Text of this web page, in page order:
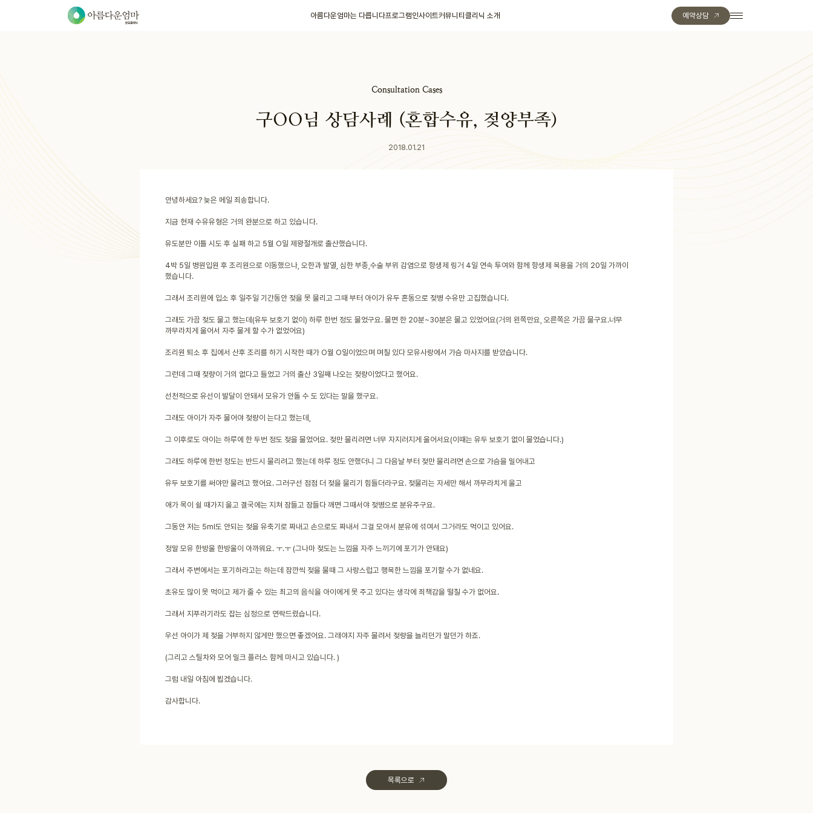
아름다운엄마는 다릅니다프로그램인사이트커뮤니티 클리닉 소개 예약상담
Consultation Cases
구OO님 상담사례 (혼합수유, 젖양부족)
2018.01.21
안녕하세요? 늦은 메일 죄송합니다.
지금 현재 수유유형은 거의 완분으로 하고 있습니다.
유도분만 이틀 시도 후 실패 하고 5월 O일 제왕절개로 출산했습니다.
4박 5일 병원입원 후 조리원으로 이동했으나, 오한과 발열, 심한 부종,수술 부위 감염으로 항생제 링거 4일 연속 투여와 함께 항생제 복용을 거의 20일 가까이
했습니다.
그래서 조리원에 입소 후 일주일 기간동안 젖을 못 물리고 그때 부터 아이가 유두 혼동으로 젖병 수유만 고집했습니다.
그래도 가끔 젖도 물고 했는데(유두 보호기 없이) 하루 한번 정도 물었구요. 물면 한 20분~30분은 물고 있었어요(거의 왼쪽만요, 오른쪽은 가끔 물구요.너무
까무라치게 울어서 자주 물게 할 수가 없었어요)
조리원 퇴소 후 집에서 산후 조리를 하기 시작한 때가 O월 O일이었으며 며칠 있다 모유사랑에서 가슴 마사지를 받았습니다.
그런데 그때 젖량이 거의 없다고 들었고 거의 출산 3일째 나오는 젖량이었다고 했어요.
선천적으로 유선이 발달이 안돼서 모유가 안돌 수 도 있다는 말을 했구요.
그래도 아이가 자주 물어야 젖량이 는다고 했는데,
그 이후로도 아이는 하루에 한 두번 정도 젖을 물었어요. 젖만 물리려면 너무 자지러지게 울어서요(이때는 유두 보호기 없이 물었습니다.)
그래도 하루에 한번 정도는 반드시 물리려고 했는데 하루 정도 안했더니 그 다음날 부터 젖만 물리려면 손으로 가슴을 밀어내고
유두 보호기를 써야만 물려고 했어요. 그러구선 점점 더 젖을 물리기 힘들더라구요. 젖물리는 자세만 해서 까무라치게 울고
애가 목이 쉴 때가지 울고 결국에는 지쳐 잠들고 잠들다 깨면 그때서야 젖병으로 분유주구요.
그동안 저는 5ml도 안되는 젖을 유축기로 짜내고 손으로도 짜내서 그걸 모아서 분유에 섞여서 그거라도 먹이고 있어요.
정말 모유 한방울 한방울이 아까워요. ㅜ.ㅜ (그나마 젖도는 느낌을 자주 느끼기에 포기가 안돼요)
그래서 주변에서는 포기하라고는 하는데 잠깐씩 젖을 물때 그 사랑스럽고 행복한 느낌을 포기할 수가 없네요.
초유도 많이 못 먹이고 제가 줄 수 있는 최고의 음식을 아이에게 못 주고 있다는 생각에 죄책감을 떨칠 수가 없어요.
그래서 지푸라기라도 잡는 심정으로 연락드렸습니다.
우선 아이가 제 젖을 거부하지 않게만 했으면 좋겠어요. 그래야지 자주 물려서 젖량을 늘리던가 말던가 하죠.
(그리고 스틸차와 모어 밀크 플러스 함께 마시고 있습니다. )
그럼 내일 아침에 뵙겠습니다.
감사합니다.
목록으로